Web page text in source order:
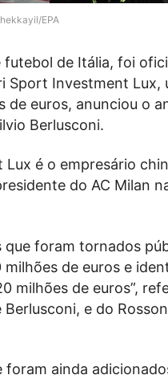
EPA
futebol de Itália, foi
Sport Investment Lux,
de euros, anunciou o
Berlusconi.
é o empresário
do AC Milan
que foram tornados
de euros e
milhões de euros”,
e do
ainda